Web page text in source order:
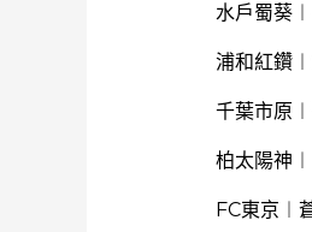
水戶蜀葵
浦和紅鑽
千葉市原
柏太陽神
FC東京︱